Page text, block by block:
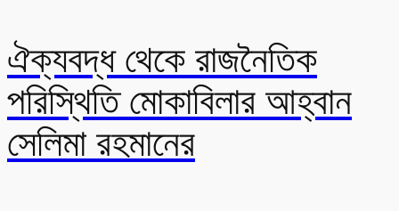
ঐক্যবদ্ধ থেকে রাজনৈতিক
পরিস্থিতি মোকাবিলার আহ্বান
সেলিমা রহমানের